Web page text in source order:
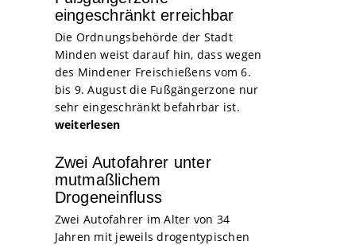
eingeschränkt erreichbar
Die Ordnungsbehörde der Stadt
Minden weist darauf hin, dass wegen
des Mindener Freischießens vom 6.
bis 9. August die Fußgängerzone nur
sehr eingeschränkt befahrbar ist.
weiterlesen
Zwei Autofahrer unter
mutmaßlichem
Drogeneinfluss
Zwei Autofahrer im Alter von 34
Jahren mit jeweils drogentypischen